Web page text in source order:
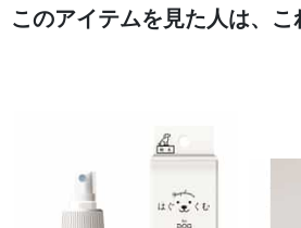
このアイテムを見た人は、